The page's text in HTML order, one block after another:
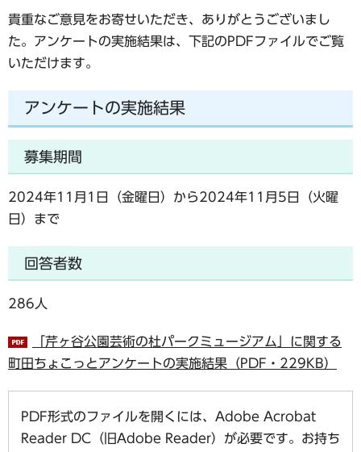
貴重なご意見をお寄せいただき、ありがとうございまし
た。アンケートの実施結果は、下記のPDFファイルでご覧
いただけます。
アンケートの実施結果
募集期間
2024年11月1日（金曜日）から2024年11月5日（火曜
日）まで
回答者数
286人
「芹ヶ谷公園芸術の杜パークミュージアム」に関する
町田ちょこっとアンケートの実施結果（PDF・229KB）
PDF形式のファイルを開くには、Adobe Acrobat
Reader DC（旧Adobe Reader）が必要です。お持ち